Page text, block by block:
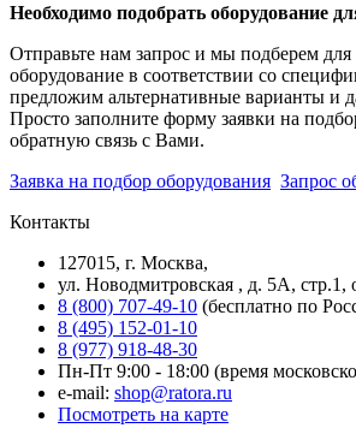
Необходимо подобрать оборудование
Отправьте нам запрос и мы подберем
оборудование в соответствии со
предложим альтернативные варианты и
Просто заполните форму заявки на
обратную связь с Вами.
Заявка на подбор оборудования Запрос
Контакты
127015, г. Москва,
ул. Новодмитровская , д. 5А, стр.1,
8 (800) 707-49-10 (бесплатно по
8 (495) 152-01-10
8 (977) 918-48-30
Пн-Пт 9:00 - 18:00 (время
e-mail: shop@ratora.ru
Посмотреть на карте